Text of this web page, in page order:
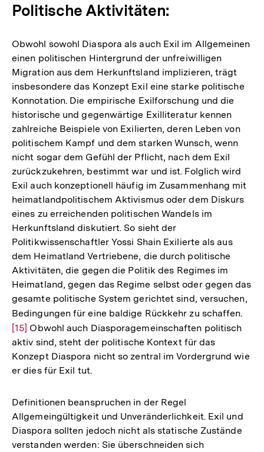
Politische Aktivitäten:
Obwohl sowohl Diaspora als auch Exil im Allgemeinen
einen politischen Hintergrund der unfreiwilligen
Migration aus dem Herkunftsland implizieren, trägt
insbesondere das Konzept Exil eine starke politische
Konnotation. Die empirische Exilforschung und die
historische und gegenwärtige Exilliteratur kennen
zahlreiche Beispiele von Exilierten, deren Leben von
politischem Kampf und dem starken Wunsch, wenn
nicht sogar dem Gefühl der Pflicht, nach dem Exil
zurückzukehren, bestimmt war und ist. Folglich wird
Exil auch konzeptionell häufig im Zusammenhang mit
heimatlandpolitischem Aktivismus oder dem Diskurs
eines zu erreichenden politischen Wandels im
Herkunftsland diskutiert. So sieht der
Politikwissenschaftler Yossi Shain Exilierte als aus
dem Heimatland Vertriebene, die durch politische
Aktivitäten, die gegen die Politik des Regimes im
Heimatland, gegen das Regime selbst oder gegen das
gesamte politische System gerichtet sind, versuchen,
Bedingungen für eine baldige Rückkehr zu schaffen.
[15] Obwohl auch Diasporagemeinschaften politisch
aktiv sind, steht der politische Kontext für das
Konzept Diaspora nicht so zentral im Vordergrund wie
er dies für Exil tut.
Definitionen beanspruchen in der Regel
Allgemeingültigkeit und Unveränderlichkeit. Exil und
Diaspora sollten jedoch nicht als statische Zustände
verstanden werden: Sie überschneiden sich